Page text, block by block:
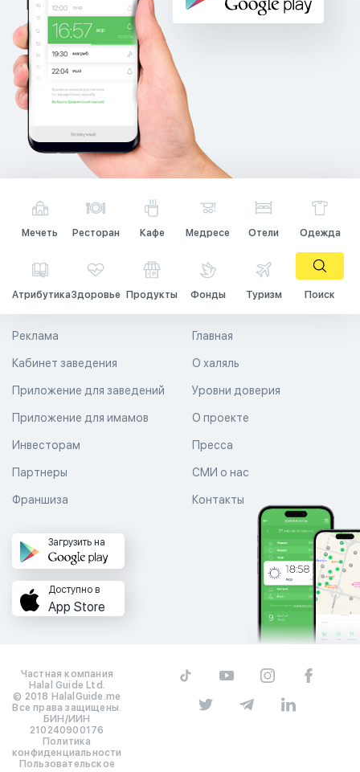
Мечеть Ресторан Кафе Медресе Отели Одежда
АтрибутикаЗдоровье Продукты Фонды Туризм Поиск
Главная
О халяль
Уровни доверия
Реклама
Кабинет заведения
Приложение для заведений
Приложение для имамов О проекте
Пресса
СМИ о нас
Контакты
Инвесторам
Партнеры
Франшиза
Загрузить на
Доступно в
App Store
Частная компания
Halal Guide Ltd.
© 2018 HalalGuide.me
Все права защищены.
БИН/ИИН
210240900176
Политика
конфиденциальности
Пользовательское